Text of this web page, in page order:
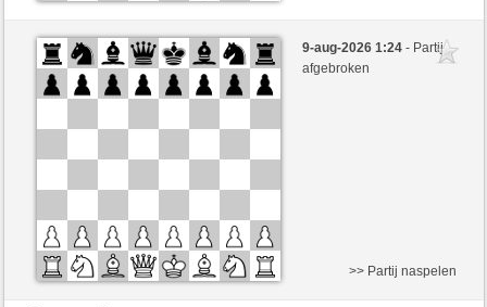
Zwart
Tiritus1 (1300) (-14)
Wit
Lavalangaperfetta (1585) (+5)
9-aug-2026 1:24- Partij
afgebroken
>> Partij naspelen